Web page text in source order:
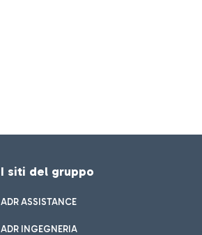
I siti del gruppo
ADR ASSISTANCE
ADR INGEGNERIA